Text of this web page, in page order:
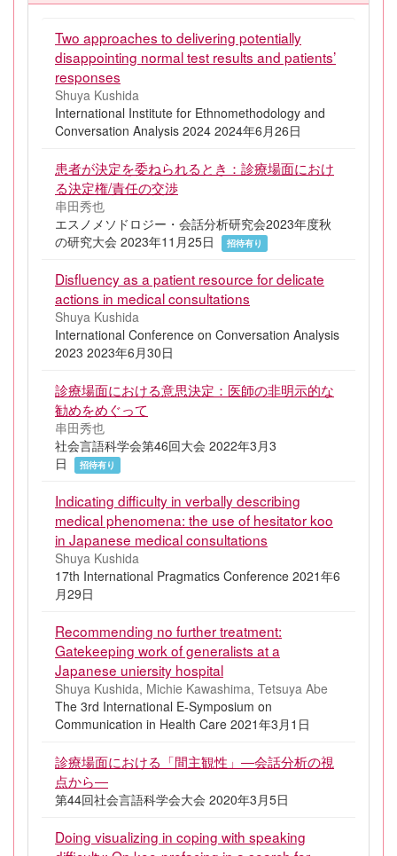
Two approaches to delivering potentially
disappointing normal test results and patients’
responses
Shuya Kushida
International Institute for Ethnomethodology and
Conversation Analysis 2024 2024年6月26日
患者が決定を委ねられるとき：診療場面におけ
る決定権/責任の交渉
串田秀也
エスノメソドロジー・会話分析研究会2023年度秋
の研究大会 2023年11月25日
招待有り
Disfluency as a patient resource for delicate
actions in medical consultations
Shuya Kushida
International Conference on Conversation Analysis
2023 2023年6月30日
診療場面における意思決定：医師の非明示的な
勧めをめぐって
串田秀也
社会言語科学会第46回大会 2022年3月3
日
招待有り
Indicating difficulty in verbally describing
medical phenomena: the use of hesitator koo
in Japanese medical consultations
Shuya Kushida
17th International Pragmatics Conference 2021年6
月29日
Recommending no further treatment:
Gatekeeping work of generalists at a
Japanese uniersity hospital
Shuya Kushida, Michie Kawashima, Tetsuya Abe
The 3rd International E-Symposium on
Communication in Health Care 2021年3月1日
診療場面における「間主観性」―会話分析の視
点から―
第44回社会言語科学会大会 2020年3月5日
Doing visualizing in coping with speaking